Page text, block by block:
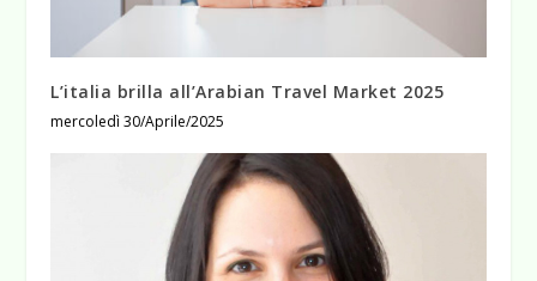
L’italia brilla all’Arabian Travel Market 2025
mercoledì 30/Aprile/2025